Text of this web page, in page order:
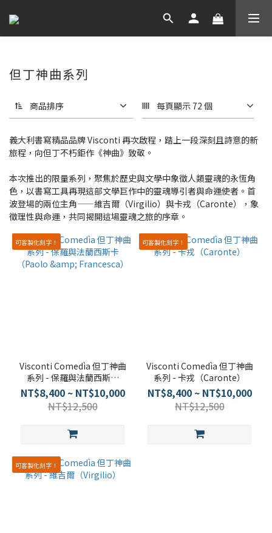
但丁神曲系列
商品排序 每頁顯示 72 個
義大利書寫精品品牌 Visconti 再次啟程，踏上一段深刻且詩意的新
旅程，向但丁不朽鉅作《神曲》致敬。
本次推出的限量系列，聚焦於歷史與文學中象徵人類靈魂的永恆角
色，以書寫工具再現這部文學巨作中的靈魂導引者與命運使者。首
波登場的兩位主角——維吉爾（Virgilio）與卡戎（Caronte），象
徵理性與命運，共同揭開這場靈魂之旅的序章。
可客製化刻字！
Visconti Comedìa 但丁神曲
系列 - 保羅與法蘭西斯卡
（Paolo & Francesca）
NT$8,400 ~ NT$10,000
NT$12,500
可客製化刻字！
Visconti Comedìa 但丁神曲
系列 - 卡戎（Caronte）
NT$8,400 ~ NT$10,000
NT$12,500
可客製化刻字！